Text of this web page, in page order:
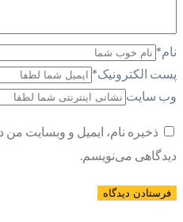
نام*
پست الکترونیک*
وب سایت
ذخیره نام، ایمیل و وبسایت من
دیدگاهی می‌نویسم.